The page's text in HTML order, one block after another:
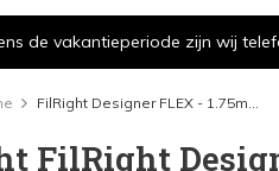
de vakantieperiode zijn wij
FilRight Designer FLEX - 1.75m...
FilRight